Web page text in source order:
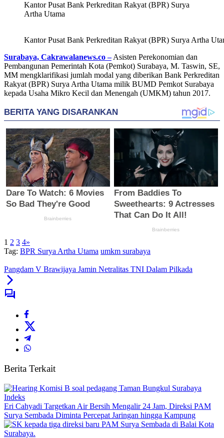
Kantor Pusat Bank Perkreditan Rakyat (BPR) Surya
Artha Utama
Kantor Pusat Bank Perkreditan Rakyat (BPR) Surya Artha
Surabaya, Cakrawalanews.co –Asisten Perekonomian dan
Pembangunan Pemerintah Kota (Pemkot) Surabaya, M. Taswin, SE,
MM mengklarifikasi jumlah modal yang diberikan Bank Perkreditan
Rakyat (BPR) Surya Artha Utama milik BUMD Pemkot Surabaya
kepada Usaha Mikro Kecil dan Menengah (UMKM) tahun 2017.
1 2 3 4»
Tag: BPR Surya Artha Utama umkm surabaya
Pangdam V Brawijaya Jamin Netralitas TNI Dalam Pilkada
Berita Terkait
Indeks
Eri Cahyadi Targetkan Air Bersih Mengalir 24 Jam, Direksi PAM
Surya Sembada Diminta Percepat Jaringan hingga Kampung